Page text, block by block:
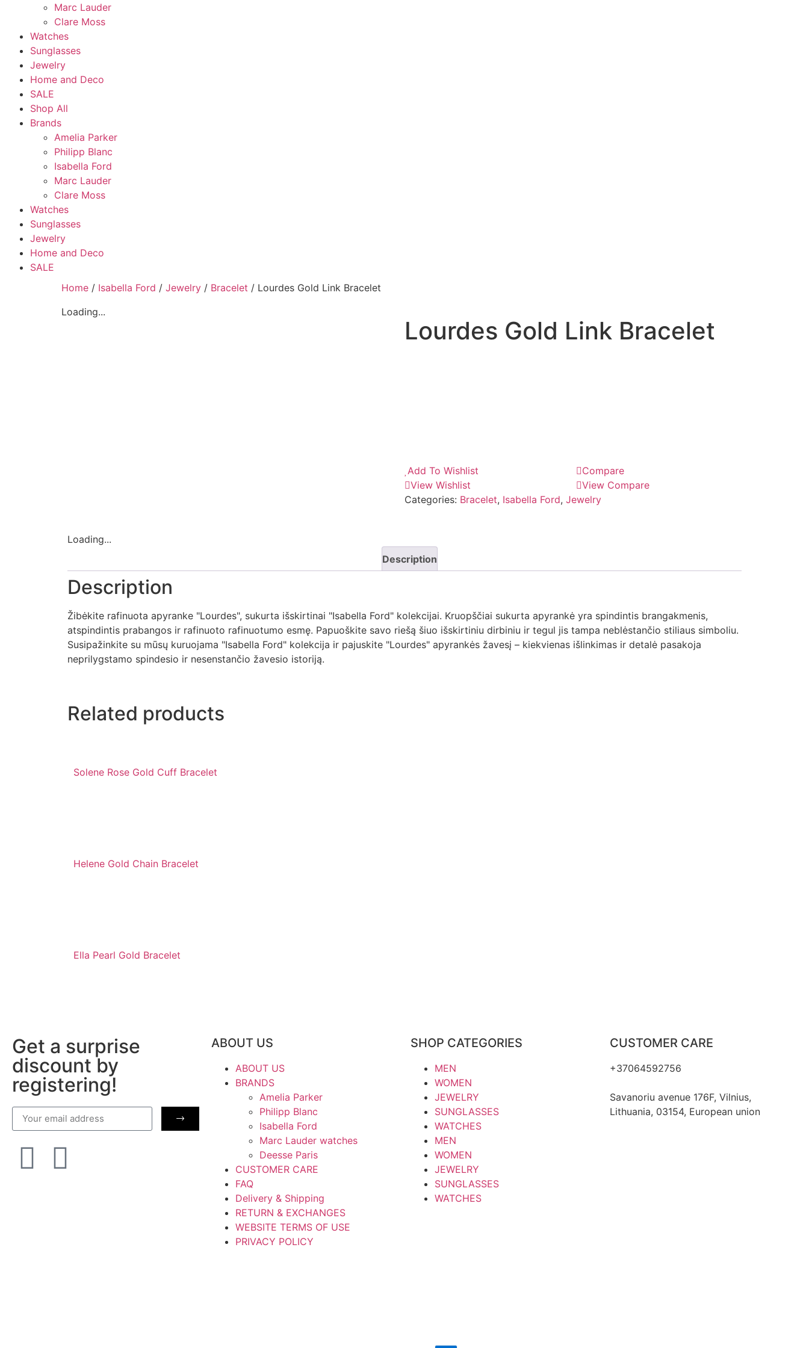
Marc Lauder
Clare Moss
Watches
Sunglasses
Jewelry
Home and Deco
SALE
Shop All
Brands
Amelia Parker
Philipp Blanc
Isabella Ford
Marc Lauder
Clare Moss
Watches
Sunglasses
Jewelry
Home and Deco
SALE
Home / Isabella Ford / Jewelry / Bracelet / Lourdes Gold Link Bracelet
Loading...
Lourdes Gold Link Bracelet
Add To Wishlist
View Wishlist
Compare
View Compare
Categories: Bracelet, Isabella Ford, Jewelry
Loading...
Description
Description
Žibėkite rafinuota apyranke "Lourdes", sukurta išskirtinai "Isabella Ford" kolekcijai. Kruopščiai sukurta apyrankė yra spindintis brangakmenis,
atspindintis prabangos ir rafinuoto rafinuotumo esmę. Papuoškite savo riešą šiuo išskirtiniu dirbiniu ir tegul jis tampa neblėstančio stiliaus simboliu.
Susipažinkite su mūsų kuruojama "Isabella Ford" kolekcija ir pajuskite "Lourdes" apyrankės žavesį – kiekvienas išlinkimas ir detalė pasakoja
neprilygstamo spindesio ir nesenstančio žavesio istoriją.
Related products
Solene Rose Gold Cuff Bracelet
Helene Gold Chain Bracelet
Ella Pearl Gold Bracelet
Get a surprise
discount by
registering!
ABOUT US
ABOUT US
BRANDS
Amelia Parker
Philipp Blanc
Isabella Ford
Marc Lauder watches
Deesse Paris
CUSTOMER CARE
FAQ
Delivery & Shipping
RETURN & EXCHANGES
WEBSITE TERMS OF USE
PRIVACY POLICY
SHOP CATEGORIES
MEN
WOMEN
JEWELRY
SUNGLASSES
WATCHES
MEN
WOMEN
JEWELRY
SUNGLASSES
WATCHES
CUSTOMER CARE
+37064592756
Savanoriu avenue 176F, Vilnius,
Lithuania, 03154, European union